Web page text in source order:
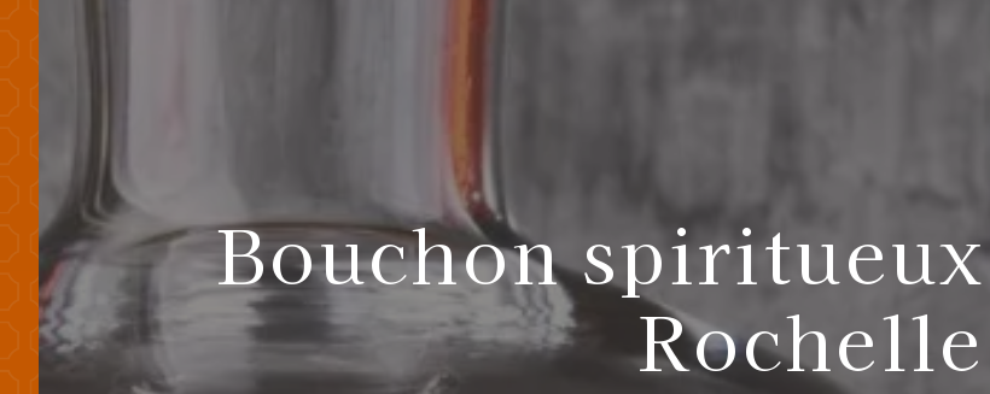
Bouchon
Rochelle